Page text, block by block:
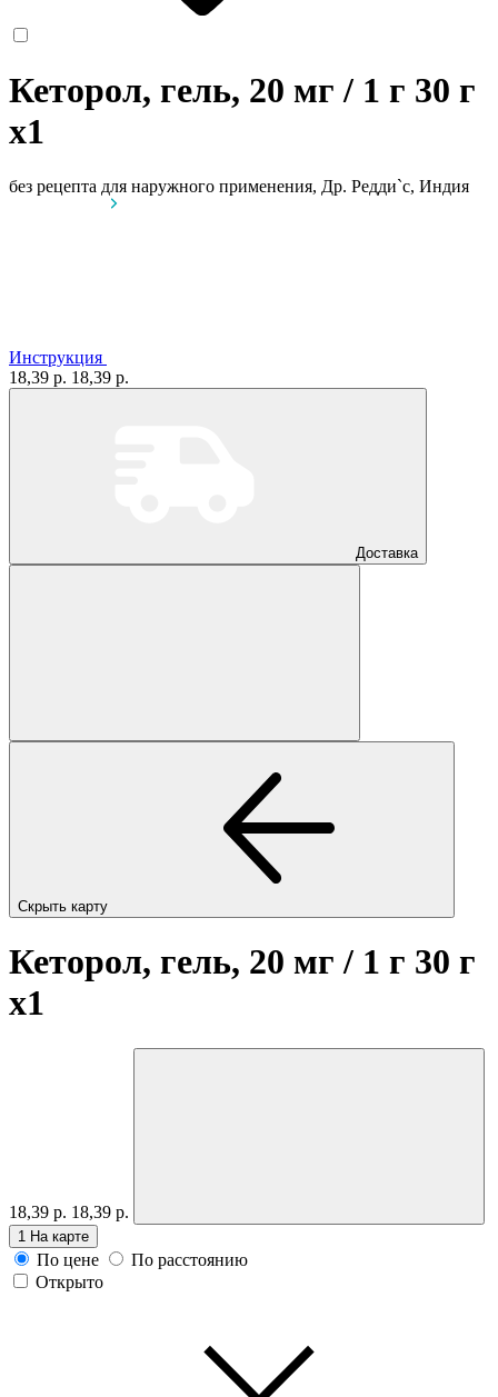
Кеторол, гель, 20 мг / 1 г 30 г
x1
без рецепта для наружного применения, Др. Редди`с, Индия
Инструкция
18,39 р. 18,39 р.
Доставка
Скрыть карту
Кеторол, гель, 20 мг / 1 г 30 г
x1
18,39 р. 18,39 р.
1 На карте
По цене
По расстоянию
Открыто